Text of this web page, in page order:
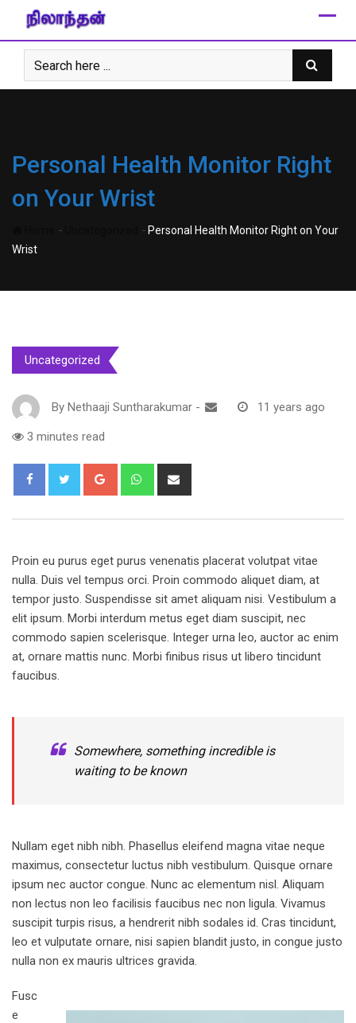
content
Personal Health Monitor Right
on Your Wrist
- - Personal Health Monitor Right on Your
Wrist
Uncategorized
By Nethaaji Suntharakumar - 11 years ago
3 minutes read
Google+ Whatsapp
Proin eu purus eget purus venenatis placerat volutpat vitae
nulla. Duis vel tempus orci. Proin commodo aliquet diam, at
tempor justo. Suspendisse sit amet aliquam nisi. Vestibulum a
elit ipsum. Morbi interdum metus eget diam suscipit, nec
commodo sapien scelerisque. Integer urna leo, auctor ac enim
at, ornare mattis nunc. Morbi finibus risus ut libero tincidunt
faucibus.
Somewhere, something incredible is
waiting to be known
Nullam eget nibh nibh. Phasellus eleifend magna vitae neque
maximus, consectetur luctus nibh vestibulum. Quisque ornare
ipsum nec auctor congue. Nunc ac elementum nisl. Aliquam
non lectus non leo facilisis faucibus nec non ligula. Vivamus
suscipit turpis risus, a hendrerit nibh sodales id. Cras tincidunt,
leo et vulputate ornare, nisi sapien blandit justo, in congue justo
nulla non ex mauris ultrices gravida.
Fusc
e